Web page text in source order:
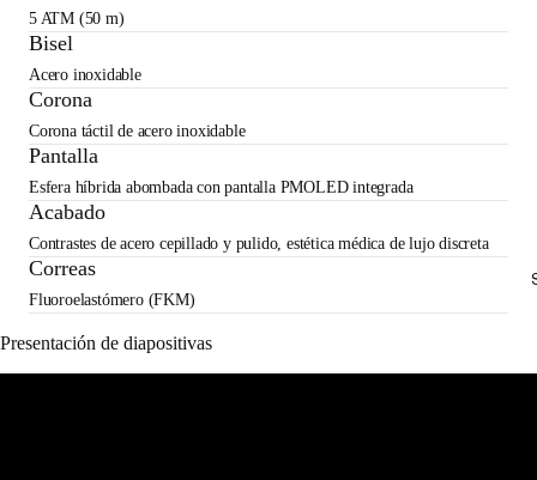
5 ATM (50 m)
Bisel
Acero inoxidable
Corona
Corona táctil de acero inoxidable
Pantalla
Esfera híbrida abombada con pantalla PMOLED integrada
Acabado
Contrastes de acero cepillado y pulido, estética médica de lujo discreta
Correas
Fluoroelastómero (FKM)
Presentación de diapositivas